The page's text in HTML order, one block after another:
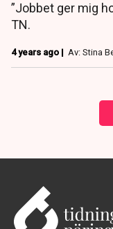
”Jobbet ger mig
TN.
4 years ago | Av: Stina